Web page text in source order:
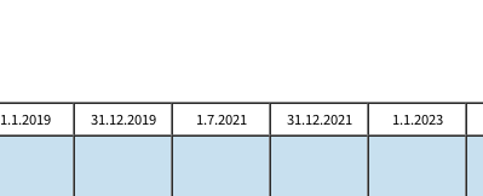
1.1.2019 31.12.2019 1.7.2021 31.12.2021 1.1.2023